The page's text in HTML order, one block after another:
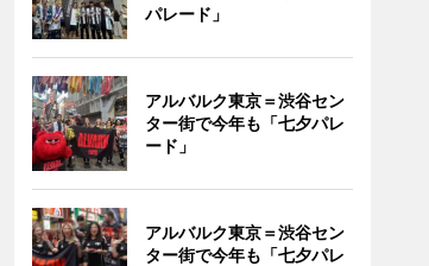
パレード」
アルバルク東京＝渋谷セン
ター街で今年も「七夕パレ
ード」
アルバルク東京＝渋谷セン
ター街で今年も「七夕パレ